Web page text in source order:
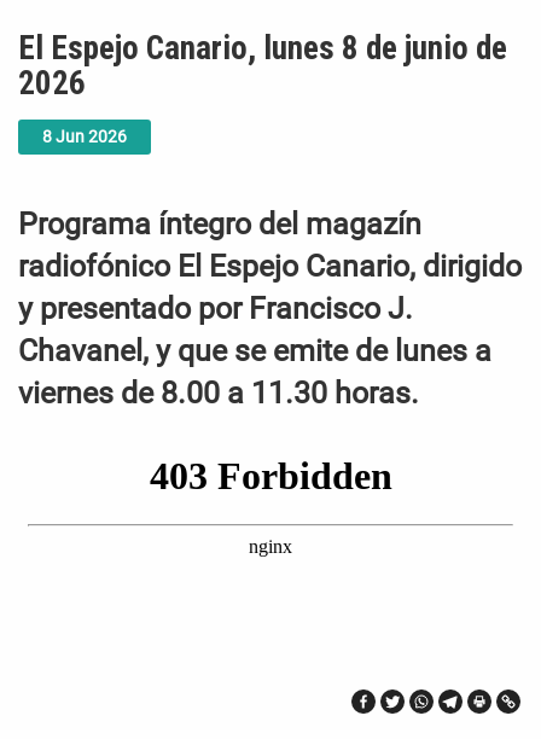
8Jun2026
El Espejo Canario, lunes 8 de junio de
2026
Programa íntegro del magazín
radiofónico El Espejo Canario, dirigido
y presentado por Francisco J.
Chavanel, y que se emite de lunes a
viernes de 8.00 a 11.30 horas.